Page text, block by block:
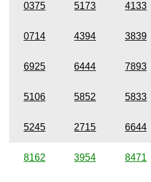
0375 5173 4133
0714 4394 3839
6925 6444 7893
5106 5852 5833
5245 2715 6644
8162 3954 8471